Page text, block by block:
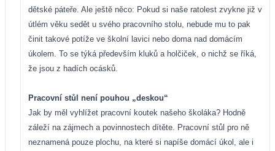
dětské páteře. Ale ještě něco: Pokud si naše ratolest zvykne již v
útlém věku sedět u svého pracovního stolu, nebude mu to pak
činit takové potíže ve školní lavici nebo doma nad domácím
úkolem. To se týká především kluků a holčiček, o nichž se říká,
že jsou z hadích ocásků.
Pracovní stůl není pouhou „deskou“
Jak by měl vyhlížet pracovní koutek našeho školáka? Hodně
záleží na zájmech a povinnostech dítěte. Pracovní stůl pro ně
neznamená pouze plochu, na které si napíše domácí úkol, ale i